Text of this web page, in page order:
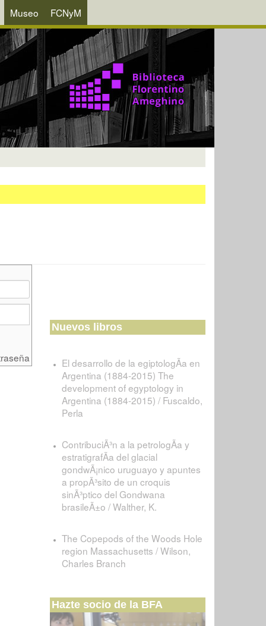
Museo FCNyM
Nuevos libros
El desarrollo de la egiptologÃ­a en
Argentina (1884-2015) The
development of egyptology in
Argentina (1884-2015) / Fuscaldo,
Perla
ContribuciÃ³n a la petrologÃ­a y
estratigrafÃ­a del glacial
gondwÃ¡nico uruguayo y apuntes
a propÃ³sito de un croquis
sinÃ³ptico del Gondwana
brasileÃ±o / Walther, K.
The Copepods of the Woods Hole
region Massachusetts / Wilson,
Charles Branch
Hazte socio de la BFA